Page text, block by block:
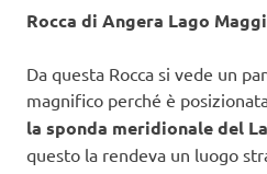
Rocca di Angera Lago
Da questa Rocca si vede un
magnifico perché è
la sponda meridionale del
questo la rendeva un luogo